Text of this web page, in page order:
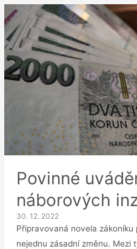
zákoníku
práce
Povinné
náborových
30. 12. 2022
Připravovaná novela
nejednu zásadní změnu.